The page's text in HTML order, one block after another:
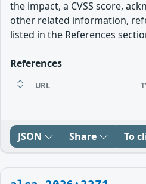
the impact, a CVSS score,
other related information,
listed in the References
References
URL
JSON Share To